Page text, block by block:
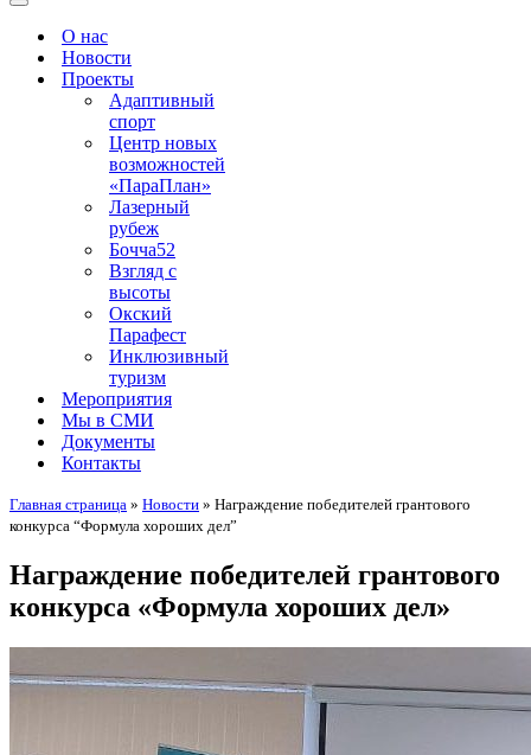
Меню
навигацииО нас
Новости
Проекты
Адаптивный
спорт
Центр новых
возможностей
«ПараПлан»
Лазерный
рубеж
Бочча52
Взгляд с
высоты
Окский
Парафест
Инклюзивный
туризм
Мероприятия
Мы в СМИ
Документы
Контакты
Главная страница » Новости » Награждение победителей грантового
конкурса “Формула хороших дел”
Награждение победителей грантового
конкурса «Формула хороших дел»